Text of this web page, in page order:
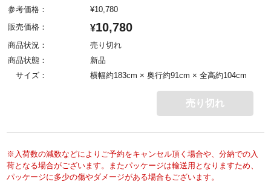
参考価格：
¥10,780
販売価格：
¥10,780
商品状況：
売り切れ
商品状態：
新品
サイズ：
横幅約183cm × 奥行約91cm × 全高約104cm
売り切れ
※入荷数の減数などによりご予約をキャンセル頂く場合や、分納での入
荷となる場合がございます。またパッケージは輸送用となりますため、
パッケージに多少の傷やダメージがある場合もございます。